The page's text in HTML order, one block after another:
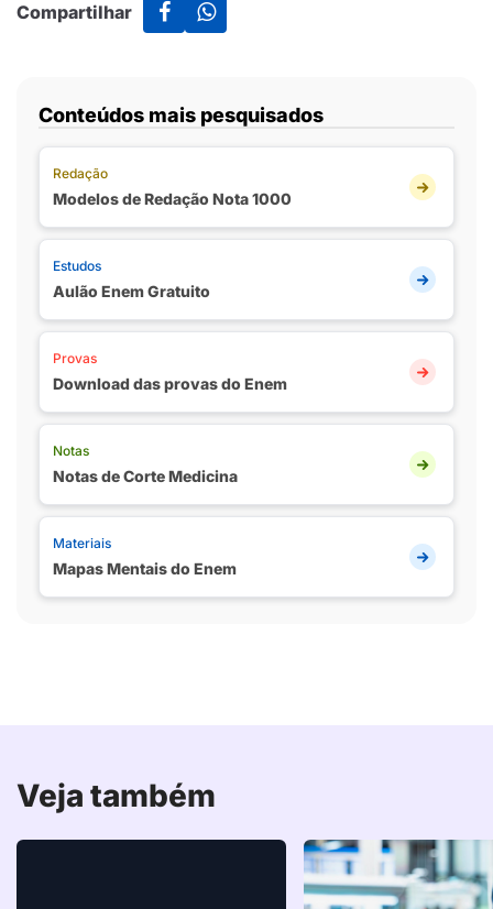
Compartilhar
Conteúdos mais pesquisados
Redação
Modelos de Redação Nota 1000
Estudos
Aulão Enem Gratuito
Provas
Download das provas do Enem
Notas
Notas de Corte Medicina
Materiais
Mapas Mentais do Enem
Veja também